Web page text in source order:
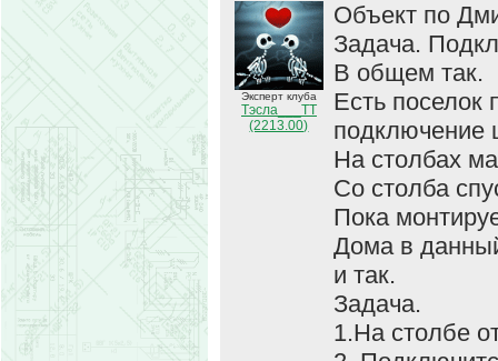
Эксперт клуба
Тэсла___ТТ
(2213.00)
Объект по
Задача.
В общем так.
Есть
подключение
На столбах
Со столба
Пока
Дома в
и так.
Задача.
1.На столбе